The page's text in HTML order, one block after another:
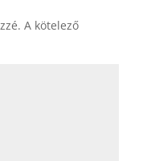
A kötelező